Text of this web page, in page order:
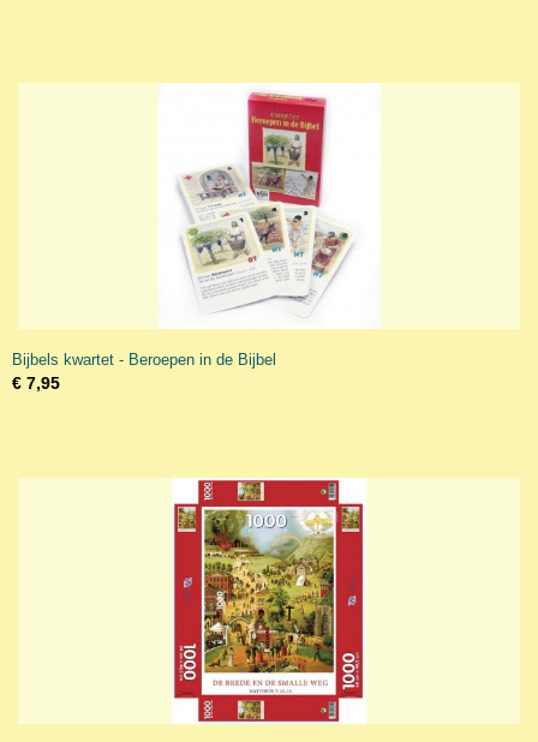
Bijbels kwartet - Beroepen in de Bijbel
€ 7,95